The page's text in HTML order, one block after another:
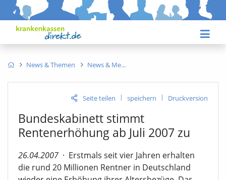
News & Themen News & Me
Seite teilen | speichern | Druckversion
Bundeskabinett stimmt
Rentenerhöhung ab Juli 2007 zu
26.04.2007 · Erstmals seit vier Jahren erhalten
die rund 20 Millionen Rentner in Deutschland